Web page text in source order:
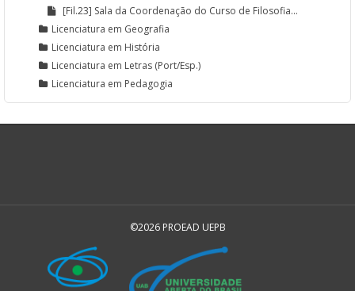
[Fil.23] Sala da Coordenação do Curso de Filosofia...
Licenciatura em Geografia
Licenciatura em História
Licenciatura em Letras (Port/Esp.)
Licenciatura em Pedagogia
©2026 PROEAD UEPB